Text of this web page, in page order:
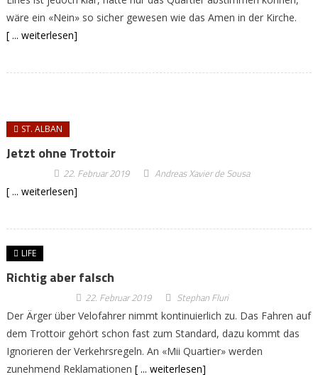
wäre ein «Nein» so sicher gewesen wie das Amen in der Kirche.
[ ... weiterlesen]
ST. ALBAN
Jetzt ohne Trottoir
22. Februar 2019 Andreas Xavier de Sousa
[ ... weiterlesen]
LIFE
Richtig aber falsch
22. Februar 2019 Stephan Fluri
Der Ärger über Velofahrer nimmt kontinuierlich zu. Das Fahren auf
dem Trottoir gehört schon fast zum Standard, dazu kommt das
Ignorieren der Verkehrsregeln. An «Mii Quartier» werden
zunehmend Reklamationen [ ... weiterlesen]